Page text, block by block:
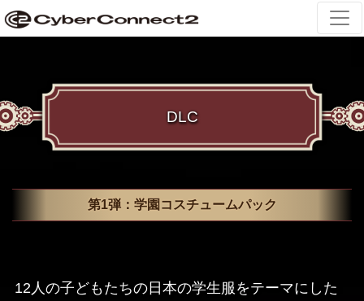
DLC
第1弾：学園コスチュームパック
12人の子どもたちの日本の学生服をテーマにした